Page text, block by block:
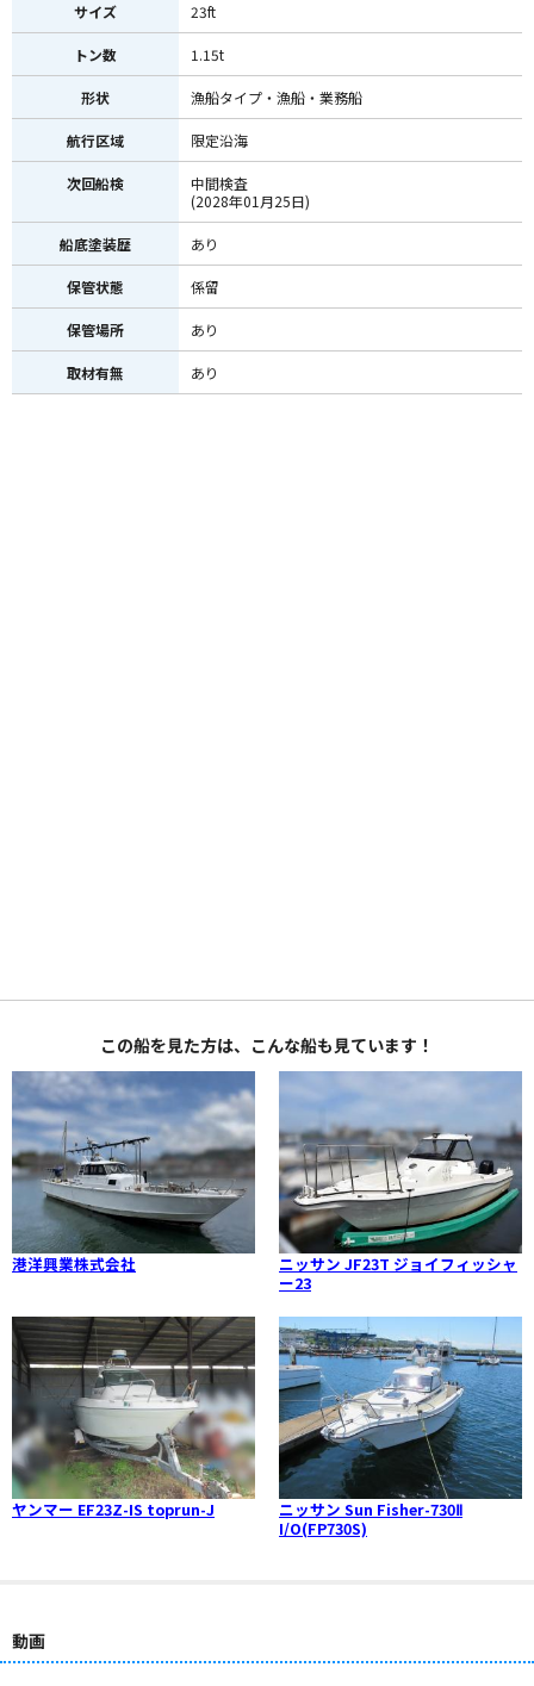
サイズ 23ft
トン数 1.15t
形状 漁船タイプ・漁船・業務船
航行区域 限定沿海
次回船検
中間検査
(2028年01月25日)
船底塗装歴 あり
保管状態 係留
保管場所 あり
取材有無 あり
この船を見た方は、こんな船も見ています！
港洋興業株式会社
ニッサン JF23T ジョイフィッシャ
ー23
ヤンマー EF23Z-IS toprun-J
ニッサン Sun Fisher-730Ⅱ
I/O(FP730S)
動画